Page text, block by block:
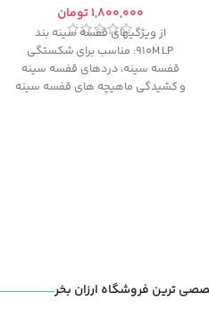
تومان
از ویژگیهای قفسه سینه بند
910M LP: مناسب برای شکستگی
قفسه سینه، دردهای قفسه سینه
و کشیدگی ماهیچه های قفسه سینه
ترین فروشگاه ارزان بخر